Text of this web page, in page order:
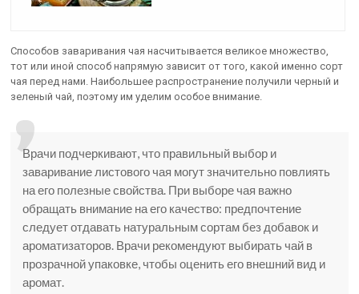
Способов заваривания чая насчитывается великое множество,
тот или иной способ напрямую зависит от того, какой именно сорт
чая перед нами. Наибольшее распространение получили черный и
зеленый чай, поэтому им уделим особое внимание.
Врачи подчеркивают, что правильный выбор и
заваривание листового чая могут значительно повлиять
на его полезные свойства. При выборе чая важно
обращать внимание на его качество: предпочтение
следует отдавать натуральным сортам без добавок и
ароматизаторов. Врачи рекомендуют выбирать чай в
прозрачной упаковке, чтобы оценить его внешний вид и
аромат.